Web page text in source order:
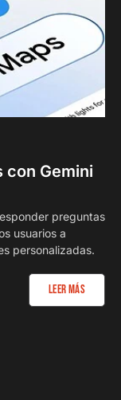
con Gemini
preguntas
usuarios a
personalizadas.
Leer más